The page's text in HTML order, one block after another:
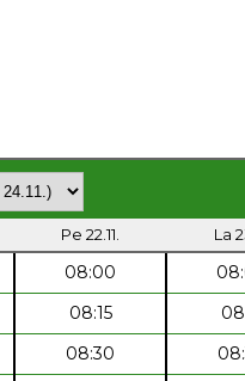
Pe 22.11. La
08:00
08:15
08:30